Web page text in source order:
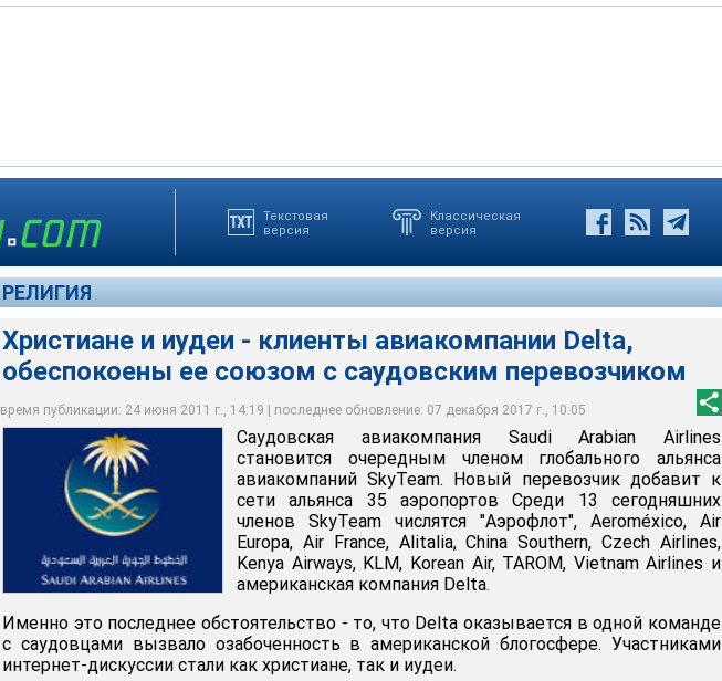
Текстовая
версия
Классическая
версия
РЕЛИГИЯ
Христиане и иудеи - клиенты авиакомпании Delta,
обеспокоены ее союзом с саудовским перевозчиком
время публикации: 24 июня 2011 г., 14:19 | последнее обновление: 07 декабря 2017 г., 10:05
Христиане и иудеи - клиенты авиакомпании Delta, обеспокоены ее союзом с
судовским перевозчиком
saudiairlines.com
Саудовская авиакомпания Saudi Arabian Airlines
становится очередным членом глобального альянса
авиакомпаний SkyTeam. Новый перевозчик добавит к
сети альянса 35 аэропортов Среди 13 сегодняшних
членов SkyTeam числятся "Аэрофлот", Aeroméxico, Air
Europa, Air France, Alitalia, China Southern, Czech Airlines,
Kenya Airways, KLM, Korean Air, TAROM, Vietnam Airlines и
американская компания Delta.
Именно это последнее обстоятельство - то, что Delta оказывается в одной команде
с саудовцами вызвало озабоченность в американской блогосфере. Участниками
интернет-дискуссии стали как христиане, так и иудеи.